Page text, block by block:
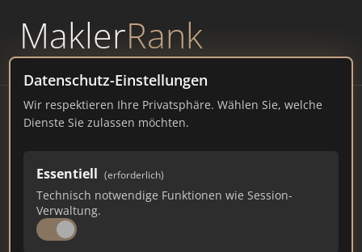
MaklerRank
powered byWAVEPOINT
Datenschutz-Einstellungen
Wir respektieren Ihre Privatsphäre. Wählen Sie, welche
Dienste Sie zulassen möchten.
Essentiell (erforderlich)
Technisch notwendige Funktionen wie Session-
Verwaltung.
Immobilienmakler Frasdorf
– Ranking Juli 2026
BAYERN 3.000 EINWOHNER
107 543